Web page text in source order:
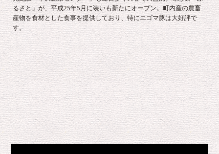
るさと」が、平成25年5月に装いも新たにオープン。町内産の農畜
産物を食材とした食事を提供しており、特にエゴマ豚は大好評で
す。